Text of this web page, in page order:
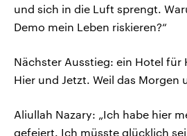
und sich in die Luft sprengt.
Demo mein Leben riskieren?“
Nächster Ausstieg: ein Hotel für
Hier und Jetzt. Weil das Morgen
Aliullah Nazary: „Ich habe hier
gefeiert. Ich müsste glücklich